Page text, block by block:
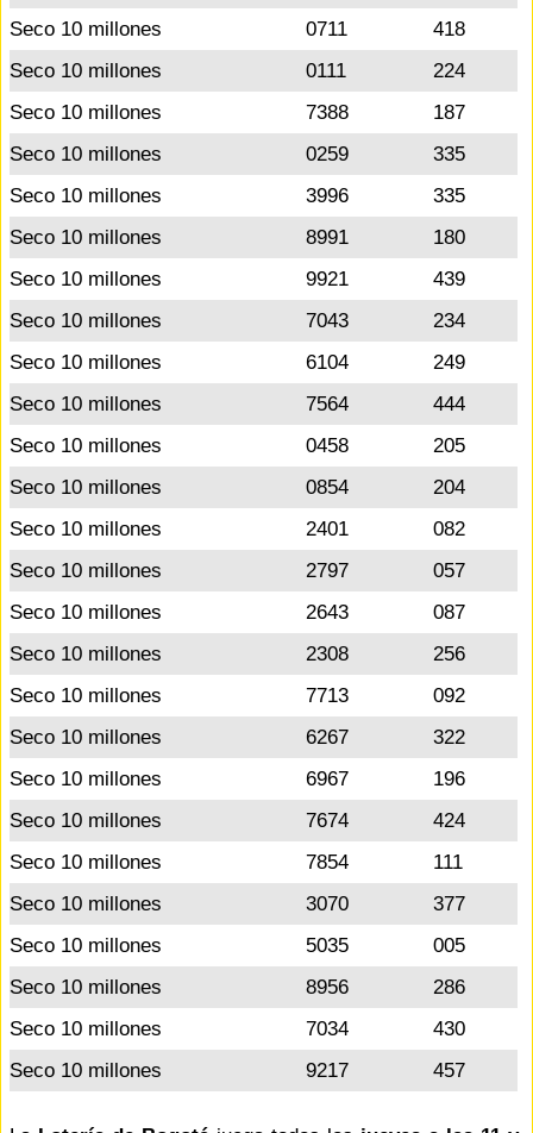
Seco 10 millones
0711
418
Seco 10 millones
0111
224
Seco 10 millones
7388
187
Seco 10 millones
0259
335
Seco 10 millones
3996
335
Seco 10 millones
8991
180
Seco 10 millones
9921
439
Seco 10 millones
7043
234
Seco 10 millones
6104
249
Seco 10 millones
7564
444
Seco 10 millones
0458
205
Seco 10 millones
0854
204
Seco 10 millones
2401
082
Seco 10 millones
2797
057
Seco 10 millones
2643
087
Seco 10 millones
2308
256
Seco 10 millones
7713
092
Seco 10 millones
6267
322
Seco 10 millones
6967
196
Seco 10 millones
7674
424
Seco 10 millones
7854
111
Seco 10 millones
3070
377
Seco 10 millones
5035
005
Seco 10 millones
8956
286
Seco 10 millones
7034
430
Seco 10 millones
9217 457